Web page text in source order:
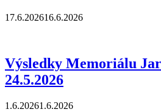
17.6.202616.6.2026
Výsledky Memoriálu
24.5.2026
1.6.20261.6.2026